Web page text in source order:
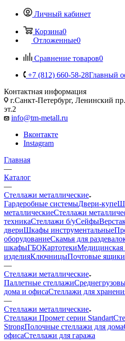
Личный кабинет
Корзина0
Отложенные0
Сравнение товаров0
+7 (812) 660-58-28Главный
Контактная информация
г.Санкт-Петербург, Ленинский
эт.2
info@tm-metall.ru
Вконтакте
Instagram
Главная
—
Каталог
—
Стеллажи металлические
Гардеробные системыДвери-купе
металлическиеСтеллажи
техникаСтеллажи б/уСейфы
двериШкафы инструментальные
оборудованиеСкамья для
шкафыГБОКартотекиМедицинская
изделияКлючницыПочтовые ящики
—
Стеллажи металлические
Паллетные стеллажи
дома и офисаСтеллажи для
—
Стеллажи металлические
Стеллажи Промет серии Standart
StrongПолочные стеллажи для дома
офисаСтеллажи для гаража